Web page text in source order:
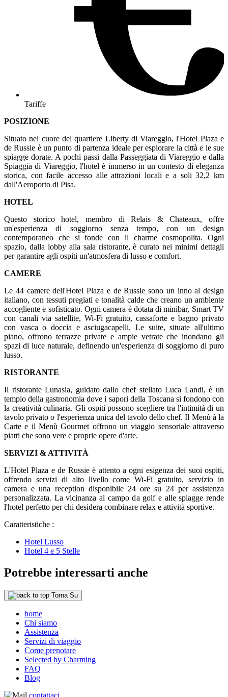
Tariffe
POSIZIONE
Situato nel cuore del quartiere Liberty di Viareggio, l'Hotel Plaza e
de Russie è un punto di partenza ideale per esplorare la città e le sue
spiagge dorate. A pochi passi dalla Passeggiata di Viareggio e dalla
Spiaggia di Viareggio, l'hotel è immerso in un contesto di eleganza
storica, con facile accesso alle attrazioni locali e a soli 32,2 km
dall'Aeroporto di Pisa.
HOTEL
Questo storico hotel, membro di Relais & Chateaux, offre
un'esperienza di soggiorno senza tempo, con un design
contemporaneo che si fonde con il charme cosmopolita. Ogni
spazio, dalla lobby alla sala ristorante, è curato nei minimi dettagli
per garantire agli ospiti un'atmosfera di lusso e comfort.
CAMERE
Le 44 camere dell'Hotel Plaza e de Russie sono un inno al design
italiano, con tessuti pregiati e tonalità calde che creano un ambiente
accogliente e sofisticato. Ogni camera è dotata di minibar, Smart TV
con canali via satellite, Wi-Fi gratuito, cassaforte e bagno privato
con vasca o doccia e asciugacapelli. Le suite, situate all'ultimo
piano, offrono terrazze private e ampie vetrate che inondano gli
spazi di luce naturale, definendo un'esperienza di soggiorno di puro
lusso.
RISTORANTE
Il ristorante Lunasia, guidato dallo chef stellato Luca Landi, è un
tempio della gastronomia dove i sapori della Toscana si fondono con
la creatività culinaria. Gli ospiti possono scegliere tra l'intimità di un
tavolo privato o l'esperienza unica del tavolo dello chef. Il Menù à la
Carte e il Menù Gourmet offrono un viaggio sensoriale attraverso
piatti che sono vere e proprie opere d'arte.
SERVIZI & ATTIVITÀ
L'Hotel Plaza e de Russie è attento a ogni esigenza dei suoi ospiti,
offrendo servizi di alto livello come Wi-Fi gratuito, servizio in
camera e una reception disponibile 24 ore su 24 per assistenza
personalizzata. La vicinanza al campo da golf e alle spiagge rende
l'hotel perfetto per chi desidera combinare relax e attività sportive.
Caratteristiche :
Hotel Lusso
Hotel 4 e 5 Stelle
Potrebbe interessarti anche
Torna Su
home
Chi siamo
Assistenza
Servizi di viaggio
Come prenotare
Selected by Charming
FAQ
Blog
contattaci